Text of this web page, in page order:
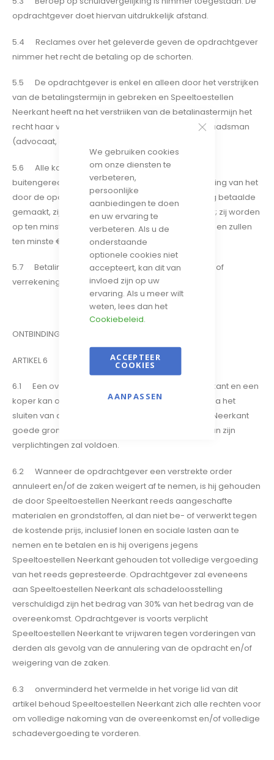
We gebruiken cookies
om onze diensten te
verbeteren,
persoonlijke
aanbiedingen te doen
en uw ervaring te
verbeteren. Als u de
onderstaande
optionele cookies niet
accepteert, kan dit van
invloed zijn op uw
ervaring. Als u meer wilt
weten, lees dan het
Cookiebeleid.
ACCEPTEER
COOKIES
AANPASSEN
opdrachtgever doet hiervan uitdrukkelijk afstand.
5.4 Reclames over het geleverde geven de opdrachtgever
nimmer het recht de betaling op de schorten.
5.5 De opdrachtgever is enkel en alleen door het verstrijken
van de betalingstermijn in gebreken en Speeltoestellen
Neerkant heeft na het verstrijken van de betalingstermijn het
recht haar vordering ter hand te stellen van haar raadsman
(advocaat, deurwaarder, incassobureau etc.).
5.6 Alle kosten, zowel de gerechtelijke als de
buitengerechtelijke, met betrekking tot de invordering van het
door de opdrachtgever verschuldigde en niet tijdig betaalde
gemaakt, zijn voor rekening van de opdrachtgever; zij worden
op ten minste 15% van het factuurbedrag gefixeerd en zullen
ten minste € 100,-- bedragen
5.7 Betaling dient plaats te vinden zonder korting of
verrekening.
ONTBINDING VAN DE OVEREENKOMST
ARTIKEL 6
6.1 Een overeenkomst met Speeltoestellen Neerkant en een
koper kan onmiddellijk worden ontbonden indien na het
sluiten van de overeenkomst aan Speeltoestellen Neerkant
goede grond geven te vrezen dat de koper niet aan zijn
verplichtingen zal voldoen.
6.2 Wanneer de opdrachtgever een verstrekte order
annuleert en/of de zaken weigert af te nemen, is hij gehouden
de door Speeltoestellen Neerkant reeds aangeschafte
materialen en grondstoffen, al dan niet be- of verwerkt tegen
de kostende prijs, inclusief lonen en sociale lasten aan te
nemen en te betalen en is hij overigens jegens
Speeltoestellen Neerkant gehouden tot volledige vergoeding
van het reeds gepresteerde. Opdrachtgever zal eveneens
aan Speeltoestellen Neerkant als schadeloosstelling
verschuldigd zijn het bedrag van 30% van het bedrag van de
overeenkomst. Opdrachtgever is voorts verplicht
Speeltoestellen Neerkant te vrijwaren tegen vorderingen van
derden als gevolg van de annulering van de opdracht en/of
weigering van de zaken.
6.3 onverminderd het vermelde in het vorige lid van dit
artikel behoud Speeltoestellen Neerkant zich alle rechten voor
om volledige nakoming van de overeenkomst en/of volledige
schadevergoeding te vorderen.